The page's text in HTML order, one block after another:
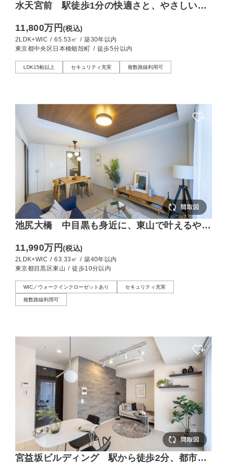
水天宮前 駅徒歩1分の快適さと、やさしい陽
11,800万円(税込)
2LDK+WIC / 65.53㎡ / 築30年以内
東京都中央区日本橋蛎殻町 / 徒歩5分以内
LDK15帖以上 セキュリティ充実 複数路線利用可
池尻大橋 中目黒も身近に、東山で叶えるやさ
11,990万円(税込)
2LDK+WIC / 63.33㎡ / 築40年以内
東京都目黒区東山 / 徒歩10分以内
WIC／ウォークインクローゼットあり セキュリティ充実
複数路線利用可
宮益坂ビルディング 駅から徒歩2分、都市を